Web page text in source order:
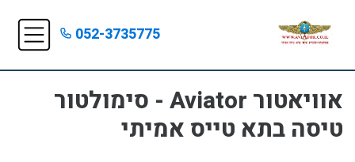
052-3735775
אוויאטור Aviator - סימולטור
טיסה בתא טייס אמיתי